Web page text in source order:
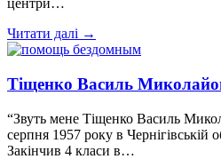
центри…
Читати далі →
Тіщенко Василь
“Звуть мене Тіщенко Василь
серпня 1957 року в Чернігівській
Закінчив 4 класи в…